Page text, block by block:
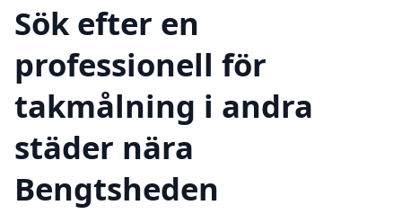
Sök efter en
professionell för
takmålning i andra
städer nära
Bengtsheden